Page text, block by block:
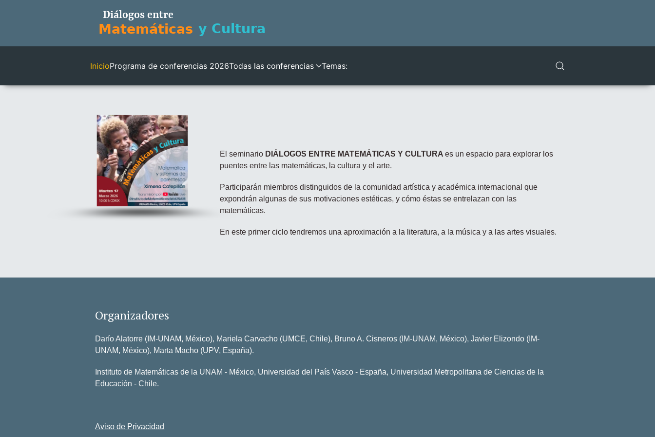
InicioPrograma de conferencias 2026Todas las conferencias Temas:
El seminario DIÁLOGOS ENTRE MATEMÁTICAS Y CULTURA es un espacio para explorar los
puentes entre las matemáticas, la cultura y el arte.
Participarán miembros distinguidos de la comunidad artística y académica internacional que
expondrán algunas de sus motivaciones estéticas, y cómo éstas se entrelazan con las
matemáticas.
En este primer ciclo tendremos una aproximación a la literatura, a la música y a las artes visuales.
Organizadores
Darío Alatorre (IM-UNAM, México), Mariela Carvacho (UMCE, Chile), Bruno A. Cisneros (IM-UNAM, México), Javier Elizondo (IM-
UNAM, México), Marta Macho (UPV, España).
Instituto de Matemáticas de la UNAM - México, Universidad del País Vasco - España, Universidad Metropolitana de Ciencias de la
Educación - Chile.
Aviso de Privacidad